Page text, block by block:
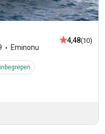
Eminonu
4,48(10)